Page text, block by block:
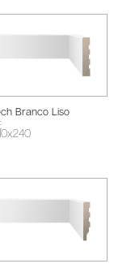
Branco Liso